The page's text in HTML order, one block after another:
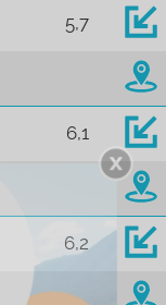
5,7
6,1
6,2